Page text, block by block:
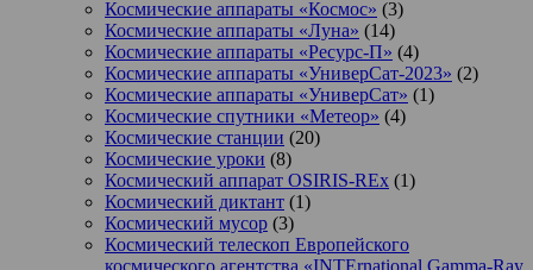
Космические аппараты «Космос» (3)
Космические аппараты «Луна» (14)
Космические аппараты «Ресурс-П» (4)
Космические аппараты «УниверСат-2023» (2)
Космические аппараты «УниверСат» (1)
Космические спутники «Метеор» (4)
Космические станции (20)
Космические уроки (8)
Космический аппарат OSIRIS-REx (1)
Космический диктант (1)
Космический мусор (3)
Космический телескоп Европейского
космического агентства «INTErnational Gamma-Ray